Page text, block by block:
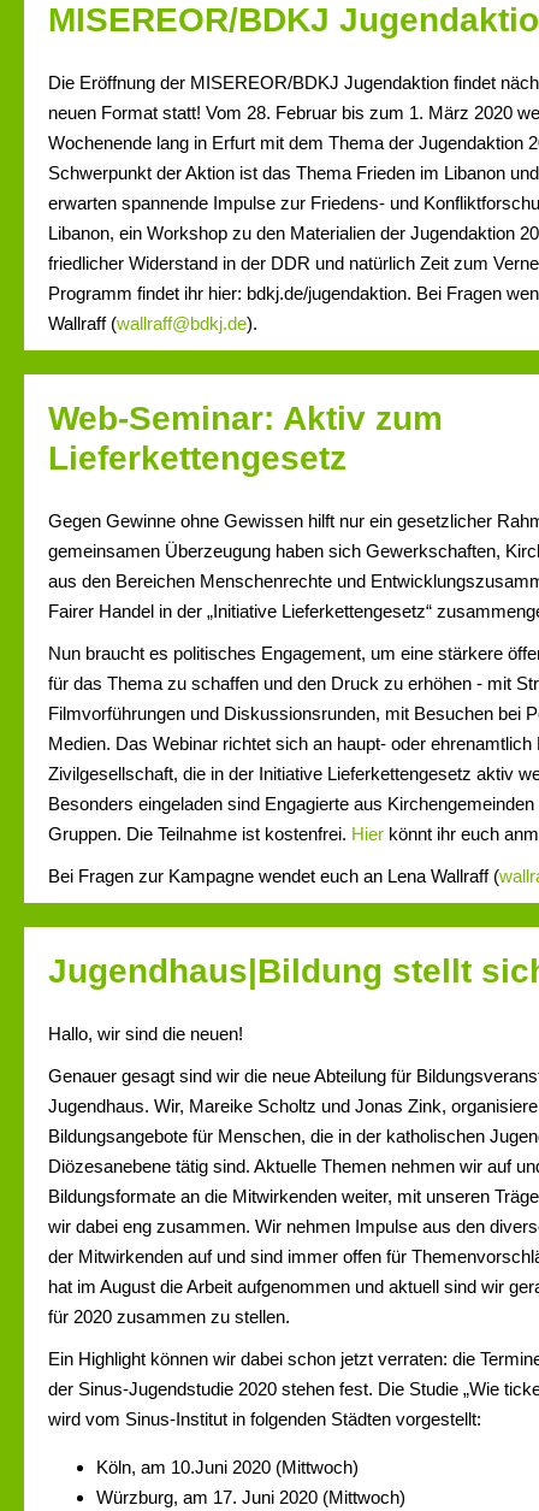
MISEREOR/BDKJ
Die Eröffnung der MISEREOR/BDKJ Jugendaktion findet
neuen Format statt! Vom 28. Februar bis zum 1. März 2020
Wochenende lang in Erfurt mit dem Thema der Jugendaktion
Schwerpunkt der Aktion ist das Thema Frieden im Libanon
erwarten spannende Impulse zur Friedens- und
Libanon, ein Workshop zu den Materialien der Jugendaktion
friedlicher Widerstand in der DDR und natürlich Zeit zum
Programm findet ihr hier: bdkj.de/jugendaktion. Bei Fragen
Wallraff (wallraff@bdkj.de).
Web-Seminar: Aktiv zum
Lieferkettengesetz
Gegen Gewinne ohne Gewissen hilft nur ein gesetzlicher
gemeinsamen Überzeugung haben sich Gewerkschaften,
aus den Bereichen Menschenrechte und
Fairer Handel in der „Initiative Lieferkettengesetz“
Nun braucht es politisches Engagement, um eine stärkere
für das Thema zu schaffen und den Druck zu erhöhen - mit
Filmvorführungen und Diskussionsrunden, mit Besuchen bei
Medien. Das Webinar richtet sich an haupt- oder ehrenamtlich
Zivilgesellschaft, die in der Initiative Lieferkettengesetz aktiv
Besonders eingeladen sind Engagierte aus
Gruppen. Die Teilnahme ist kostenfrei. Hier könnt ihr euch
Bei Fragen zur Kampagne wendet euch an Lena Wallraff (
Jugendhaus|Bildung stellt
Hallo, wir sind die neuen!
Genauer gesagt sind wir die neue Abteilung für
Jugendhaus. Wir, Mareike Scholtz und Jonas Zink,
Bildungsangebote für Menschen, die in der katholischen
Diözesanebene tätig sind. Aktuelle Themen nehmen wir auf
Bildungsformate an die Mitwirkenden weiter, mit unseren
wir dabei eng zusammen. Wir nehmen Impulse aus den
der Mitwirkenden auf und sind immer offen für
hat im August die Arbeit aufgenommen und aktuell sind wir
für 2020 zusammen zu stellen.
Ein Highlight können wir dabei schon jetzt verraten: die
der Sinus-Jugendstudie 2020 stehen fest. Die Studie „Wie
wird vom Sinus-Institut in folgenden Städten vorgestellt:
Köln, am 10.Juni 2020 (Mittwoch)
Würzburg, am 17. Juni 2020 (Mittwoch)